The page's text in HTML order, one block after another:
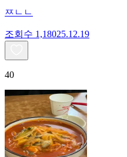
ㅉㄴㄴ
조회수 1,18025.12.19
40